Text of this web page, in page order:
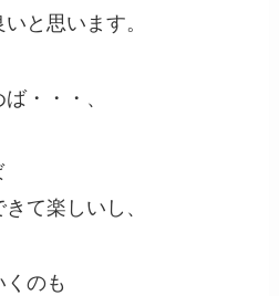
と思います。
・・・、
て楽しいし、
くのも